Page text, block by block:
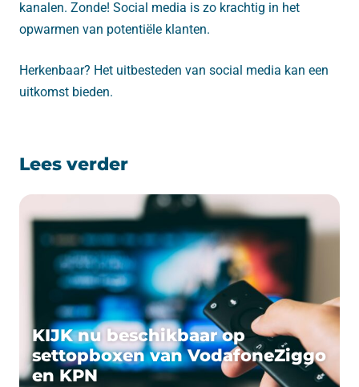
kanalen. Zonde! Social media is zo krachtig in het
opwarmen van potentiële klanten.
Herkenbaar? Het uitbesteden van social media kan een
uitkomst bieden.
Lees verder
KIJK nu beschikbaar op
settopboxen van VodafoneZiggo
en KPN